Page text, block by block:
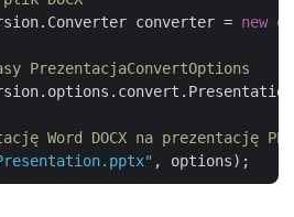
converter = new
PrezentacjaConvertOptions
Word DOCX na prezentację